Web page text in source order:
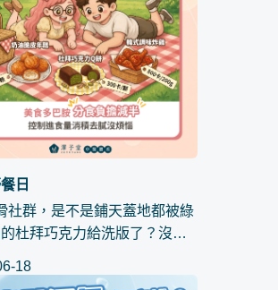
日
杜拜巧克力給洗版了？沒
！酥脆的開心果沾醬內餡，
18